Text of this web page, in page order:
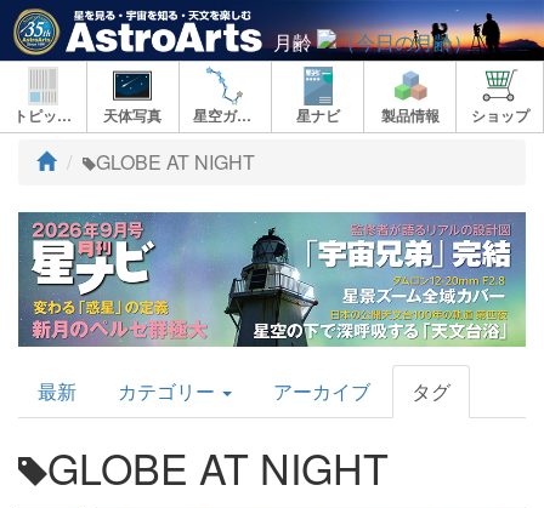
月齢
トピックス 天体写真 星空ガイド 星ナビ 製品情報 ショップ
ト
プ
GLOBE AT NIGHT
AstroArts
Topics
最新 カテゴリー アーカイブ タグ
GLOBE AT NIGHT